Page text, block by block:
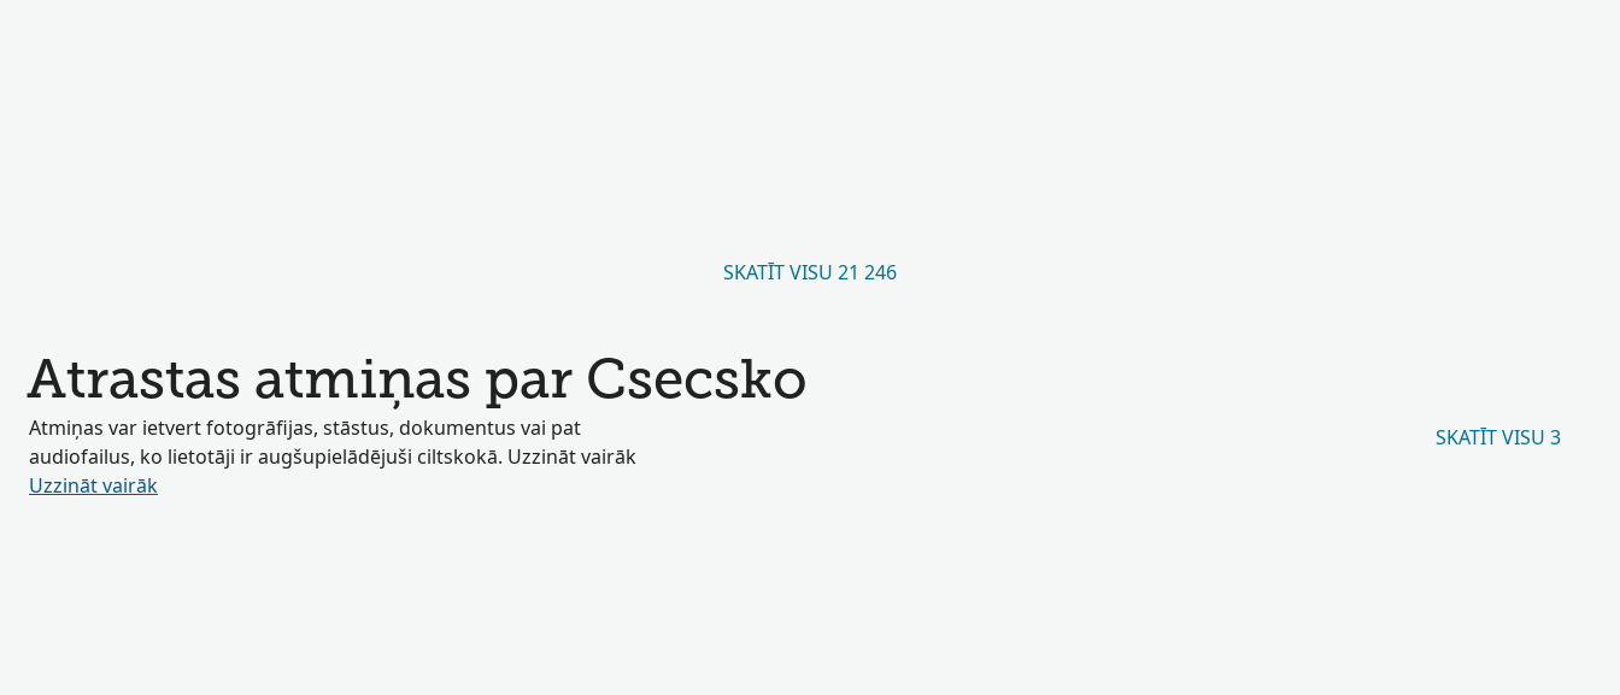
SKATĪT VISU 21 246
Atrastas atmiņas par Csecsko
Atmiņas var ietvert fotogrāfijas, stāstus, dokumentus vai pat
audiofailus, ko lietotāji ir augšupielādējuši ciltskokā. Uzzināt vairāk
Uzzināt vairāk
SKATĪT VISU 3